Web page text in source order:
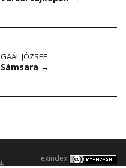
GAÁL JÓZSEF
Sámsara →
exindex